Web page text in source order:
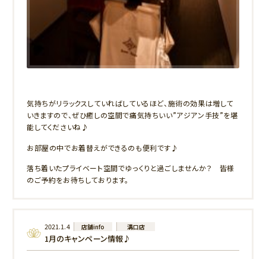
気持ちがリラックスしていればしているほど、施術の効果は増して
いきますので、ぜひ癒しの空間で痛気持ちいい”アジアン手技”を堪
能してくださいね♪
お部屋の中でお着替えができるのも便利です♪
落ち着いたプライベート空間でゆっくりと過ごしませんか？ 皆様
のご予約をお待ちしております。
2021.1.4 店舗info 溝口店
1月のキャンペーン情報♪